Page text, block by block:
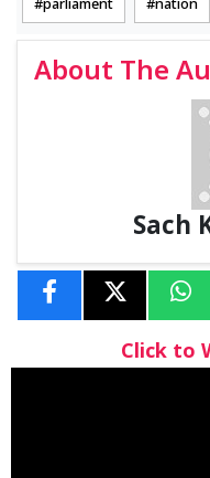
parliament nation
About The
Sach
Click to